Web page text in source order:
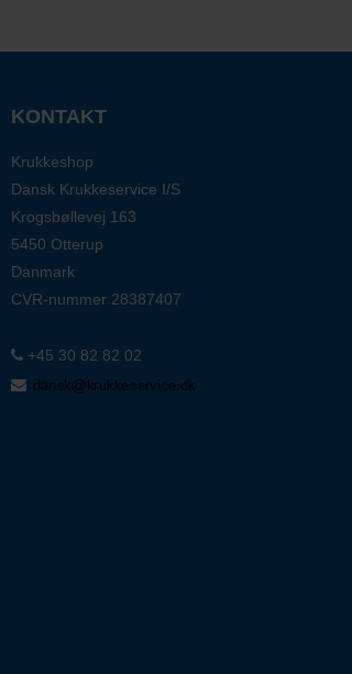
KONTAKT
Krukkeshop
Dansk Krukkeservice I/S
Krogsbøllevej 163
5450 Otterup
Danmark
CVR-nummer 28387407
+45 30 82 82 02